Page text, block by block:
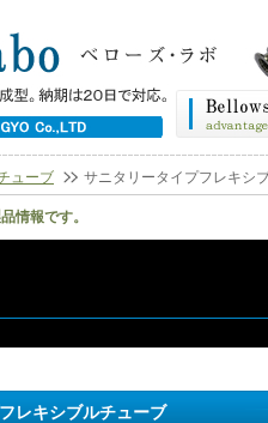
ューブ サニタリータイプフレキシ
情報です。
レキシブルチューブ